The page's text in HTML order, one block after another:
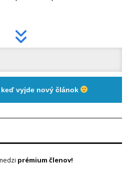
keď vyjde nový článok
prémium členov!